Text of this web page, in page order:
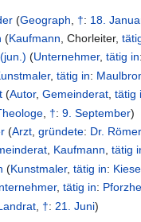
(Geograph †: 18.
(Kaufmann ,Chorleiter,
(Unternehmer,tätig in:
,tätig in:
(Autor,Gemeinderat,tätig
†:9. September)
(Arzt ,gründete: Dr.
, Kaufmann,tätig
(Kunstmaler,tätig in:
,tätig in:
†: 21. Juni)